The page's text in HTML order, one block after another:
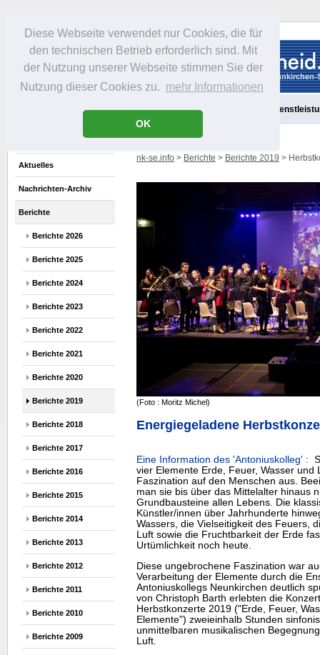
Diese Webseite verwendet nur Cookies, die für
den technischen Betrieb erforderlich sind. Mit
der Nutzung unserer Webseite stimmen Sie der
Nutzung dieser Cookies zu. mehr Informationen
OK
Portrait Freizeit Gastronomie
Aktuelles
Nachrichten-Archiv
Berichte
Berichte 2026
Berichte 2025
Berichte 2024
Berichte 2023
Berichte 2022
Berichte 2021
Berichte 2020
Berichte 2019
Berichte 2018
Berichte 2017
Berichte 2016
Berichte 2015
Berichte 2014
Berichte 2013
Berichte 2012
Berichte 2011
Berichte 2010
Berichte 2009
nk-se.info > Berichte > Berichte 2019 >
(Foto : Moritz Michel)
Energiegeladene
Eine Information des 'Antoniuskolleg' :
vier Elemente Erde, Feuer, Wasser und
Faszination auf den Menschen aus.
man sie bis über das Mittelalter hinaus
Grundbausteine allen Lebens. Die
Künstler/innen über Jahrhunderte
Wassers, die Vielseitigkeit des Feuers,
Luft sowie die Fruchtbarkeit der Erde
Urtümlichkeit noch heute.
Diese ungebrochene Faszination war
Verarbeitung der Elemente durch die
Antoniuskollegs Neunkirchen deutlich
von Christoph Barth erlebten die
Herbstkonzerte 2019 ("Erde, Feuer,
Elemente") zweieinhalb Stunden
unmittelbaren musikalischen
Luft.